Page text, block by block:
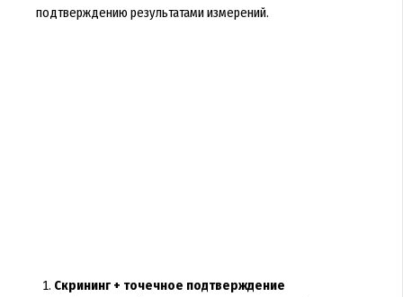
подтверждению результатами измерений.
Скрининг + точечное подтверждение